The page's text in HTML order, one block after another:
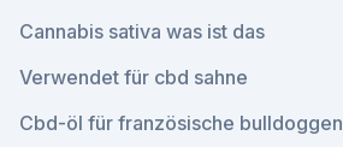
Cannabis sativa was ist das
Verwendet für cbd sahne
Cbd-öl für französische bulldoggen